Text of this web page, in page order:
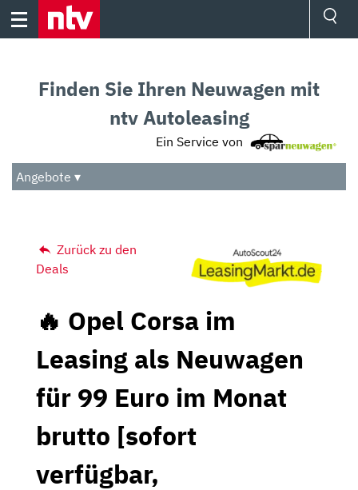
Skip
Audio
Das Beste
Finden Sie Ihren Neuwagen mit
ntv Autoleasing
Ein Service von
Angebote ▾
Zurück zu den
Deals
🔥 Opel Corsa im
Leasing als Neuwagen
für 99 Euro im Monat
brutto [sofort
verfügbar,